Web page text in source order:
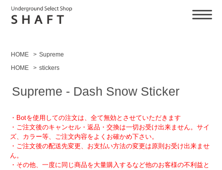
HOME > Supreme
HOME
> stickers
Supreme - Dash Snow Sticker
・Botを使用しての注文は、全て無効とさせていただきます
・ご注文後のキャンセル・返品・交換は一切お受け出来ません。サイ
ズ、カラー等、ご注文内容をよくお確かめ下さい。
・ご注文後の配送先変更、お支払い方法の変更は原則お受け出来ませ
ん。
・その他、一度に同じ商品を大量購入するなど他のお客様の不利益と